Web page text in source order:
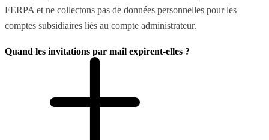
FERPA et ne collectons pas de données personnelles pour les
comptes subsidiaires liés au compte administrateur.
Quand les invitations par mail expirent-elles ?